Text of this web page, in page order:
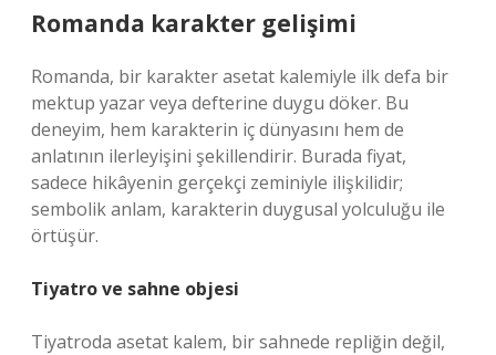
Romanda karakter gelişimi
Romanda, bir karakter asetat kalemiyle ilk defa bir
mektup yazar veya defterine duygu döker. Bu
deneyim, hem karakterin iç dünyasını hem de
anlatının ilerleyişini şekillendirir. Burada fiyat,
sadece hikâyenin gerçekçi zeminiyle ilişkilidir;
sembolik anlam, karakterin duygusal yolculuğu ile
örtüşür.
Tiyatro ve sahne objesi
Tiyatroda asetat kalem, bir sahnede repliğin değil,